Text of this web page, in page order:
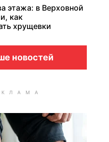
этажа: в Верховной
как
хрущевки
новостей